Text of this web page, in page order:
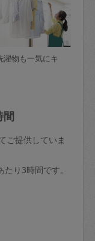
濯物も一気にキ
間
ご提供していま
り3時間です。